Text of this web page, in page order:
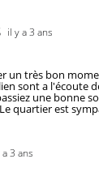
il y a 3 ans
un très bon
sont a
une bonne
quartier est
a 3 ans